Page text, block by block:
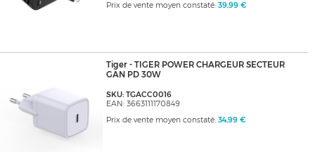
Prix de vente moyen constaté: 39,99 €
Tiger - TIGER POWER CHARGEUR SECTEUR
GAN PD 30W
SKU: TGACC0016
EAN: 3663111170849
Prix de vente moyen constaté: 34,99 €